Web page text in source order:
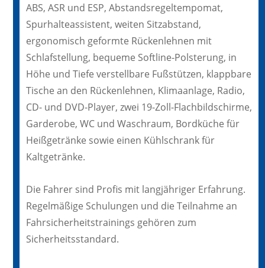
ABS, ASR und ESP, Abstandsregeltempomat,
Spurhalteassistent, weiten Sitzabstand,
ergonomisch geformte Rückenlehnen mit
Schlafstellung, bequeme Softline-Polsterung, in
Höhe und Tiefe verstellbare Fußstützen, klappbare
Tische an den Rückenlehnen, Klimaanlage, Radio,
CD- und DVD-Player, zwei 19-Zoll-Flachbildschirme,
Garderobe, WC und Waschraum, Bordküche für
Heißgetränke sowie einen Kühlschrank für
Kaltgetränke.
Die Fahrer sind Profis mit langjähriger Erfahrung.
Regelmäßige Schulungen und die Teilnahme an
Fahrsicherheitstrainings gehören zum
Sicherheitsstandard.